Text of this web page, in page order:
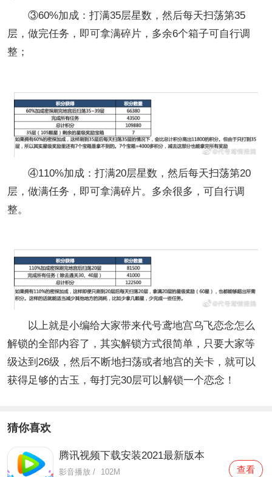
③60%加成：打满35层星数，然后每天扫荡第35
层，做完任务，即可拿满碎片，多余6个箱子可自行调
整；
④110%加成：打满20层星数，然后每天扫荡第20
层，做满任务，即可拿满碎片。多余很多，可自行调
整。
以上就是小编给大家带来代号鸢地宫乌飞恋念怎么
解锁的全部内容了，其实解锁方式很简单，只要大家等
级达到26级，然后不断地扫荡或者地宫的关卡，就可以
获得足够的古玉，每打完30层可以解锁一个恋念！
猜你喜欢
腾讯视频下载安装2021最新版本
影音播放 /
102M
查看